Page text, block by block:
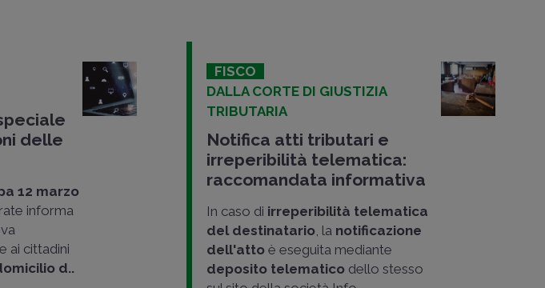
delle
12 marzo
informa
ai cittadini
d..
FISCO
DALLA CORTE DI GIUSTIZIA
TRIBUTARIA
Notifica atti tributari e
irreperibilità telematica:
raccomandata informativa
In caso di irreperibilità telematica
del destinatario , la notificazione
dell'atto è eseguita mediante
deposito telematico dello stesso